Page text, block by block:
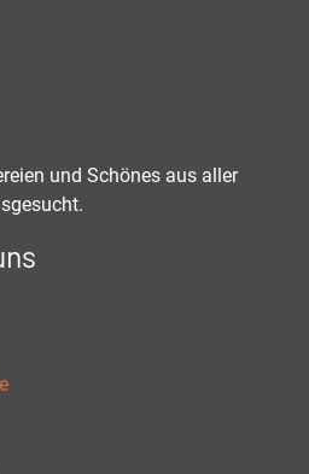
und Schönes aus aller